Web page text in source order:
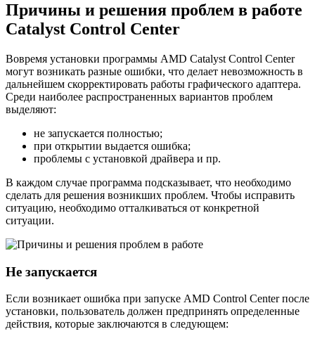
Причины и решения проблем в работе
Catalyst Control Center
Вовремя установки программы AMD Catalyst Control Center
могут возникать разные ошибки, что делает невозможность в
дальнейшем скорректировать работы графического адаптера.
Среди наиболее распространенных вариантов проблем
выделяют:
не запускается полностью;
при открытии выдается ошибка;
проблемы с установкой драйвера и пр.
В каждом случае программа подсказывает, что необходимо
сделать для решения возникших проблем. Чтобы исправить
ситуацию, необходимо отталкиваться от конкретной
ситуации.
Не запускается
Если возникает ошибка при запуске AMD Control Center после
установки, пользователь должен предпринять определенные
действия, которые заключаются в следующем: